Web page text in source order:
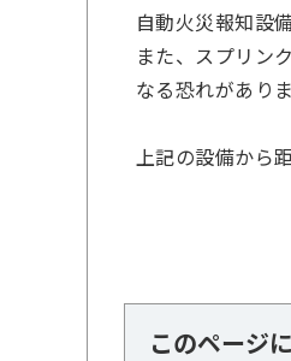
自動火災報知設
また、スプリン
なる恐れがありま
上記の設備から
このページ